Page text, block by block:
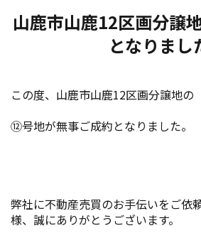
山鹿市山鹿12区画分譲
となりまし
この度、山鹿市山鹿12区画分譲地の
⑫号地が無事ご成約となりました。
弊社に不動産売買のお手伝いをご依
様、誠にありがとうございます。